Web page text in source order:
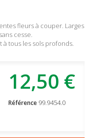
fleurs à couper. Larges
cesse.
à tous les sols profonds.
12,50 €
Référence 99.9454.0